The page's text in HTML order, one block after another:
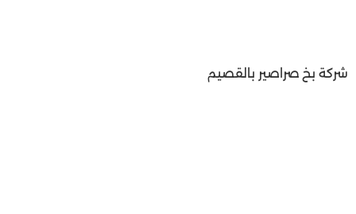
شركة بخ صراصير بالقصيم